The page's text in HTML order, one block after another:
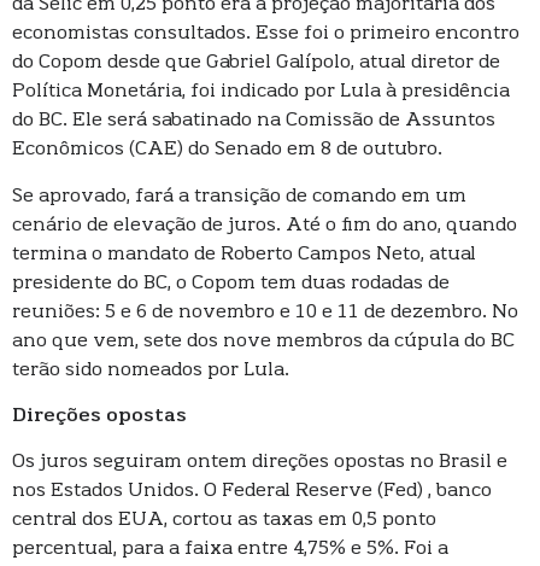
da Selic em 0,25 ponto era a projeção majoritária dos
economistas consultados. Esse foi o primeiro encontro
do Copom desde que Gabriel Galípolo, atual diretor de
Política Monetária, foi indicado por Lula à presidência
do BC. Ele será sabatinado na Comissão de Assuntos
Econômicos (CAE) do Senado em 8 de outubro.
Se aprovado, fará a transição de comando em um
cenário de elevação de juros. Até o fim do ano, quando
termina o mandato de Roberto Campos Neto, atual
presidente do BC, o Copom tem duas rodadas de
reuniões: 5 e 6 de novembro e 10 e 11 de dezembro. No
ano que vem, sete dos nove membros da cúpula do BC
terão sido nomeados por Lula.
Direções opostas
Os juros seguiram ontem direções opostas no Brasil e
nos Estados Unidos. O Federal Reserve (Fed) , banco
central dos EUA, cortou as taxas em 0,5 ponto
percentual, para a faixa entre 4,75% e 5%. Foi a